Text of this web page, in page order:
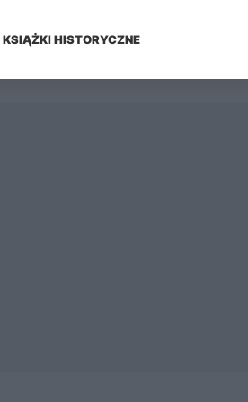
KSIĄŻKI HISTORYCZNE